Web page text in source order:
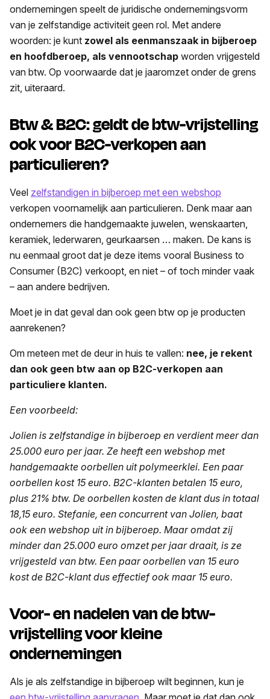
ondernemingen speelt de juridische ondernemingsvorm
van je zelfstandige activiteit geen rol. Met andere
woorden: je kunt zowel als eenmanszaak in bijberoep
en hoofdberoep, als vennootschap worden vrijgesteld
van btw. Op voorwaarde dat je jaaromzet onder de grens
zit, uiteraard.
Btw & B2C: geldt de btw-vrijstelling
ook voor B2C-verkopen aan
particulieren?
Veel zelfstandigen in bijberoep met een webshop
verkopen voornamelijk aan particulieren. Denk maar aan
ondernemers die handgemaakte juwelen, wenskaarten,
keramiek, lederwaren, geurkaarsen … maken. De kans is
nu eenmaal groot dat je deze items vooral Business to
Consumer (B2C) verkoopt, en niet – of toch minder vaak
– aan andere bedrijven.
Moet je in dat geval dan ook geen btw op je producten
aanrekenen?
Om meteen met de deur in huis te vallen: nee, je rekent
dan ook geen btw aan op B2C-verkopen aan
particuliere klanten.
Een voorbeeld:
Jolien is zelfstandige in bijberoep en verdient meer dan
25.000 euro per jaar. Ze heeft een webshop met
handgemaakte oorbellen uit polymeerklei. Een paar
oorbellen kost 15 euro. B2C-klanten betalen 15 euro,
plus 21% btw. De oorbellen kosten de klant dus in totaal
18,15 euro. Stefanie, een concurrent van Jolien, baat
ook een webshop uit in bijberoep. Maar omdat zij
minder dan 25.000 euro omzet per jaar draait, is ze
vrijgesteld van btw. Een paar oorbellen van 15 euro
kost de B2C-klant dus effectief ook maar 15 euro.
Voor- en nadelen van de btw-
vrijstelling voor kleine
ondernemingen
Als je als zelfstandige in bijberoep wilt beginnen, kun je